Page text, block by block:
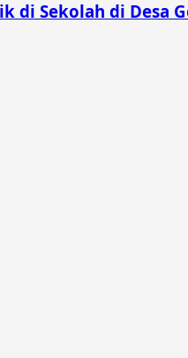
di Sekolah di Desa